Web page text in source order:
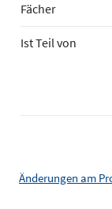
Fächer
Ist Teil von
Änderungen am